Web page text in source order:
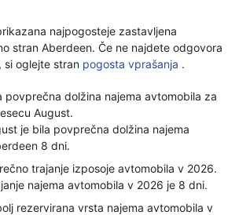
najpogosteje zastavljena
stran Aberdeen. Če ne najdete odgovora
si oglejte stran pogosta vprašanja .
povprečna dolžina najema avtomobila za
August.
je bila povprečna dolžina najema
8 dni.
trajanje izposoje avtomobila v 2026.
najema avtomobila v 2026 je 8 dni.
rezervirana vrsta najema avtomobila v